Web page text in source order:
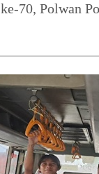
70, Polwan